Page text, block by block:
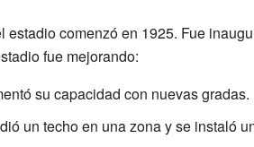
estadio comenzó en 1925. Fue
fue mejorando:
su capacidad con nuevas gradas.
un techo en una zona y se instaló